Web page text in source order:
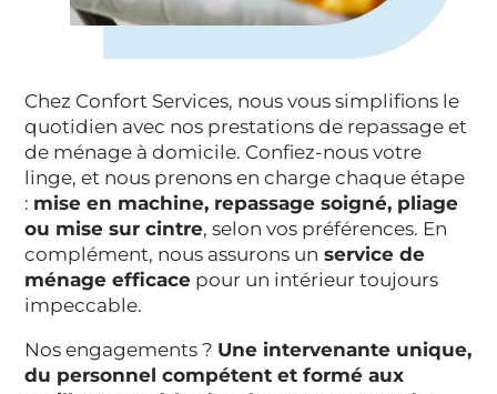
Chez Confort Services, nous vous simplifions le
quotidien avec nos prestations de repassage et
de ménage à domicile. Confiez-nous votre
linge, et nous prenons en charge chaque étape
: mise en machine, repassage soigné, pliage
ou mise sur cintre, selon vos préférences. En
complément, nous assurons un service de
ménage efficace pour un intérieur toujours
impeccable.
Nos engagements ? Une intervenante unique,
du personnel compétent et formé aux